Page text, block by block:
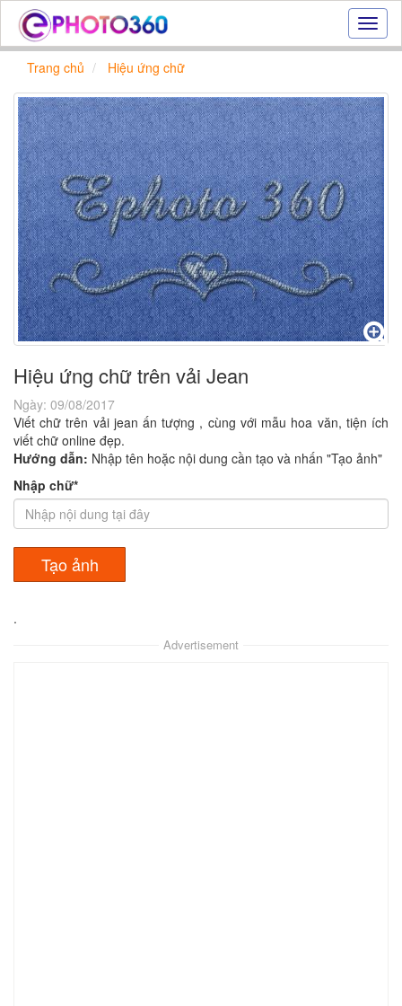
Hiệu
ứng
|
Tạo
ảnh
đẹp
trực
tuyến,
tạo
ảnh
online
Trang chủ Hiệu ứng chữ
Hiệu ứng chữ trên vải Jean
Ngày: 09/08/2017
Viết chữ trên vải jean ấn tượng , cùng với mẫu hoa văn, tiện ích
viết chữ online đẹp.
Hướng dẫn: Nhập tên hoặc nội dung cần tạo và nhấn "Tạo ảnh"
Nhập chữ*
.
Advertisement